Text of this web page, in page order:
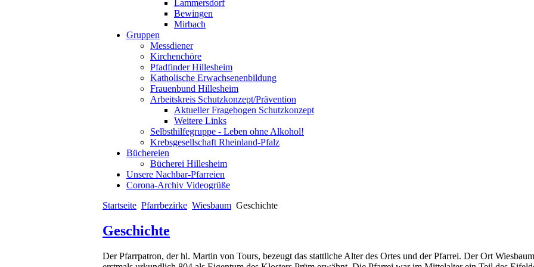
Lammersdorf
Bewingen
Mirbach
Gruppen
Messdiener
Kirchenchöre
Pfadfinder Hillesheim
Katholische Erwachsenenbildung
Frauenbund Hillesheim
Arbeitskreis Schutzkonzept/Prävention
Aktueller Fragebogen Schutzkonzept
Weitere Links
Selbsthilfegruppe - Leben ohne Alkohol!
Krebsgesellschaft Rheinland-Pfalz
Büchereien
Bücherei Hillesheim
Unsere Nachbar-Pfarreien
Corona-Archiv Videogrüße
Startseite Pfarrbezirke Wiesbaum Geschichte
Geschichte
Der Pfarrpatron, der hl. Martin von Tours, bezeugt das stattliche Alter des Ortes und der Pfarrei. Der Ort